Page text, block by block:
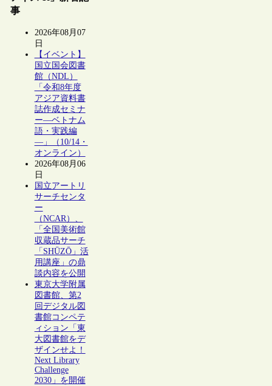
事
2026年08月07
日
【イベント】
国立国会図書
館（NDL）
「令和8年度
アジア資料書
誌作成セミナ
ー―ベトナム
語・実践編
―」（10/14・
オンライン）
2026年08月06
日
国立アートリ
サーチセンタ
ー
（NCAR）、
「全国美術館
収蔵品サーチ
「SHŪZŌ」活
用講座」の鼎
談内容を公開
東京大学附属
図書館、第2
回デジタル図
書館コンペテ
ィション「東
大図書館をデ
ザインせよ！
Next Library
Challenge
2030」を開催